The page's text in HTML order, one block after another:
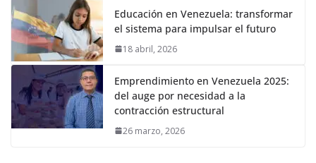
Educación en Venezuela: transformar
el sistema para impulsar el futuro
18 abril, 2026
Emprendimiento en Venezuela 2025:
del auge por necesidad a la
contracción estructural
26 marzo, 2026